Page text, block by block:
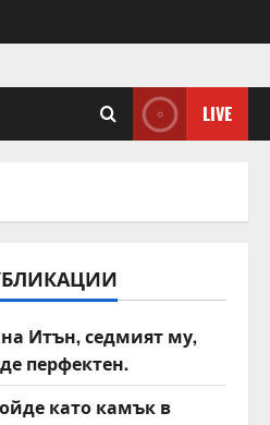
LIVE
Итън, седмият му,
перфектен.
като камък в